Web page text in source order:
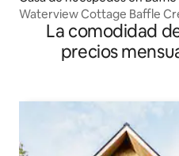
Waterview Cottage Baffle
La comodidad
precios